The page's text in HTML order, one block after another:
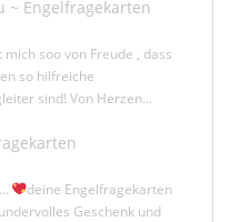
~ Engelfragekarten
soo von Freude , dass
so hilfreiche
sind! Von Herzen…
deine Engelfragekarten
Geschenk und